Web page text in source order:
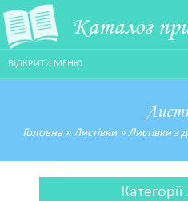
Каталог
ВІДКРИТИ МЕНЮ
Головна» Листівки» Листівки